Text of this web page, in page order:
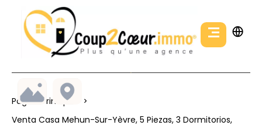
Página Principal
Venta Casa Mehun-Sur-Yèvre, 5 Piezas, 3 Dormitorios,